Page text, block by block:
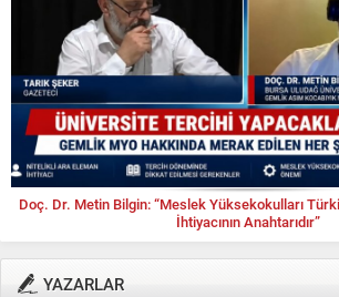
Doç. Dr. Metin Bilgin: “Meslek Yüksekokulları
İhtiyacının Anahtarıdır”
YAZARLAR